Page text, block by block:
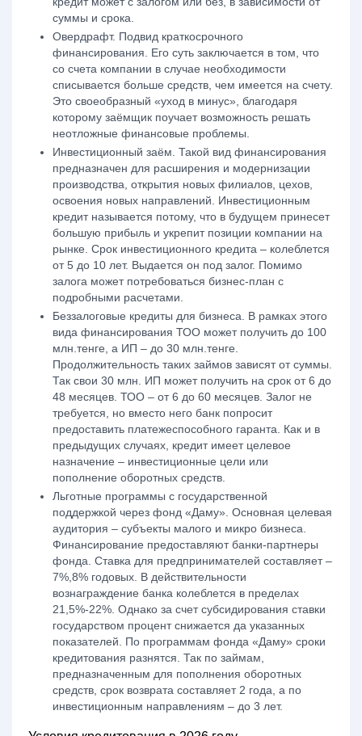
суммы и срока.
Овердрафт. Подвид краткосрочного
финансирования. Его суть заключается в том, что
со счета компании в случае необходимости
списывается больше средств, чем имеется на счету.
Это своеобразный «уход в минус», благодаря
которому заёмщик поучает возможность решать
неотложные финансовые проблемы.
Инвестиционный заём. Такой вид финансирования
предназначен для расширения и модернизации
производства, открытия новых филиалов, цехов,
освоения новых направлений. Инвестиционным
кредит называется потому, что в будущем принесет
большую прибыль и укрепит позиции компании на
рынке. Срок инвестиционного кредита – колеблется
от 5 до 10 лет. Выдается он под залог. Помимо
залога может потребоваться бизнес-план с
подробными расчетами.
Беззалоговые кредиты для бизнеса. В рамках этого
вида финансирования ТОО может получить до 100
млн.тенге, а ИП – до 30 млн.тенге.
Продолжительность таких займов зависят от суммы.
Так свои 30 млн. ИП может получить на срок от 6 до
48 месяцев. ТОО – от 6 до 60 месяцев. Залог не
требуется, но вместо него банк попросит
предоставить платежеспособного гаранта. Как и в
предыдущих случаях, кредит имеет целевое
назначение – инвестиционные цели или
пополнение оборотных средств.
Льготные программы с государственной
поддержкой через фонд «Даму». Основная целевая
аудитория – субъекты малого и микро бизнеса.
Финансирование предоставляют банки-партнеры
фонда. Ставка для предпринимателей составляет –
7%,8% годовых. В действительности
вознаграждение банка колеблется в пределах
21,5%-22%. Однако за счет субсидирования ставки
государством процент снижается да указанных
показателей. По программам фонда «Даму» сроки
кредитования разнятся. Так по займам,
предназначенным для пополнения оборотных
средств, срок возврата составляет 2 года, а по
инвестиционным направлениям – до 3 лет.